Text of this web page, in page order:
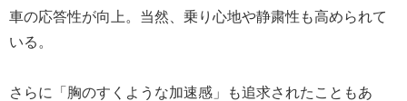
車の応答性が向上。当然、乗り心地や静粛性も高められて
いる。
さらに「胸のすくような加速感」も追求されたこともあ